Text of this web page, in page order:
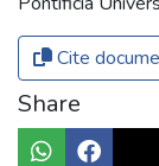
Cite
Share